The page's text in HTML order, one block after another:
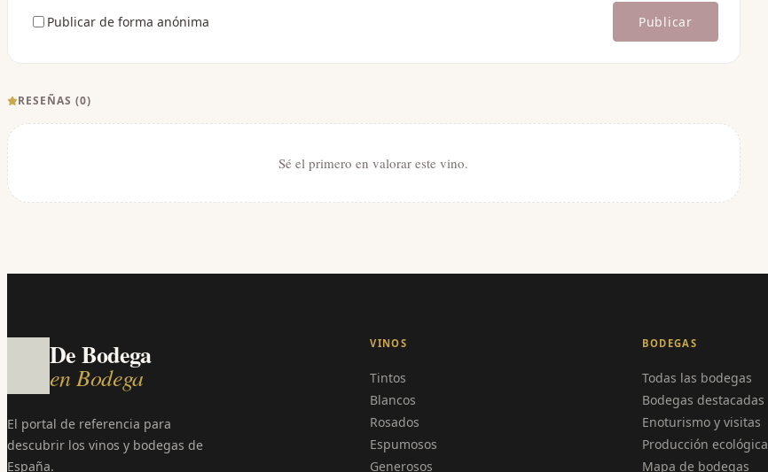
Publicar de forma anónima Publicar
RESEÑAS (0)
Sé el primero en valorar este vino.
De Bodega
en Bodega
El portal de referencia para
descubrir los vinos y bodegas de
España.
VINOS
Tintos
Blancos
Rosados
Espumosos
Generosos
BODEGAS
Todas las bodegas
Bodegas destacadas
Enoturismo y visitas
Producción ecológica
Mapa de bodegas